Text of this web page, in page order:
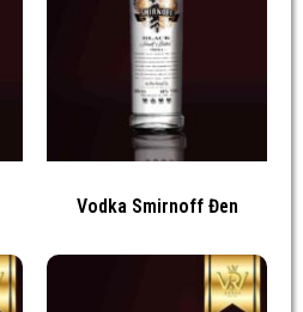
Vodka Smirnoff Đen